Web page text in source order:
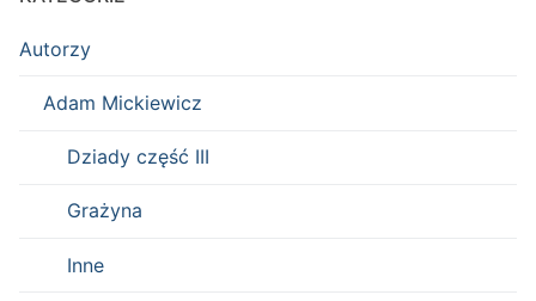
Autorzy
Adam Mickiewicz
Dziady część III
Grażyna
Inne